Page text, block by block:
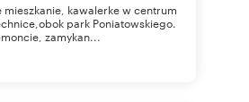
kawalerke w centrum
park Poniatowskiego.
zamykan...